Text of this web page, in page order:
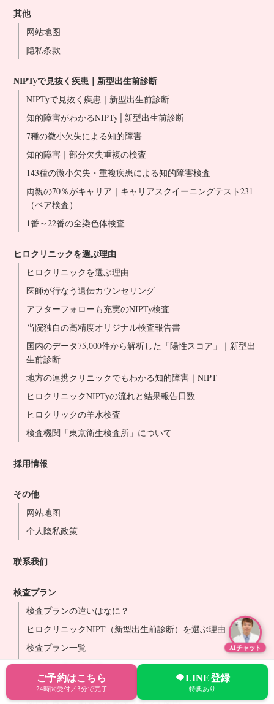
冈山站前院
博多站前院
医生介绍
其他
网站地图
隐私条款
NIPTyで見抜く疾患｜新型出生前診断
NIPTyで見抜く疾患｜新型出生前診断
知的障害がわかるNIPTy│新型出生前診断
7種の微小欠失による知的障害
知的障害｜部分欠失重複の検査
143種の微小欠失・重複疾患による知的障害検査
両親の70％がキャリア｜キャリアスクイーニングテスト231
（ペア検査）
1番～22番の全染色体検査
ヒロクリニックを選ぶ理由
ヒロクリニックを選ぶ理由
医師が行なう遺伝カウンセリング
アフターフォローも充実のNIPTy検査
当院独自の高精度オリジナル検査報告書
国内のデータ75,000件から解析した「陽性スコア」｜新型出
生前診断
地方の連携クリニックでもわかる知的障害｜NIPT
ヒロクリニックNIPTyの流れと結果報告日数
ヒロクリックの羊水検査
検査機関「東京衛生検査所」について
採用情報
その他
网站地图
个人隐私政策
联系我们
検査プラン
検査プランの違いはなに？
ヒロクリニックNIPT（新型出生前診断）を選ぶ理由
検査プラン一覧
代表的な遺伝子疾患
NIPTy 厚生労働省指定難病プラン《プレミアム》｜NIPT
ご予約はこちら
24時間受付／3分で完了
LINE登録
特典あり
AIチャット